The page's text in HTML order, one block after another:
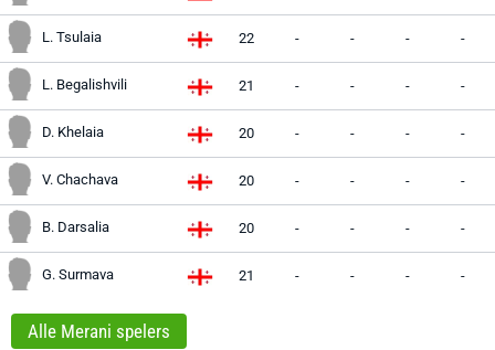
L. Tsulaia 22 - - - -
L. Begalishvili 21 - - - -
D. Khelaia 20 - - - -
V. Chachava 20 - - - -
B. Darsalia 20 - - - -
G. Surmava 21 - - - -
Alle Merani spelers